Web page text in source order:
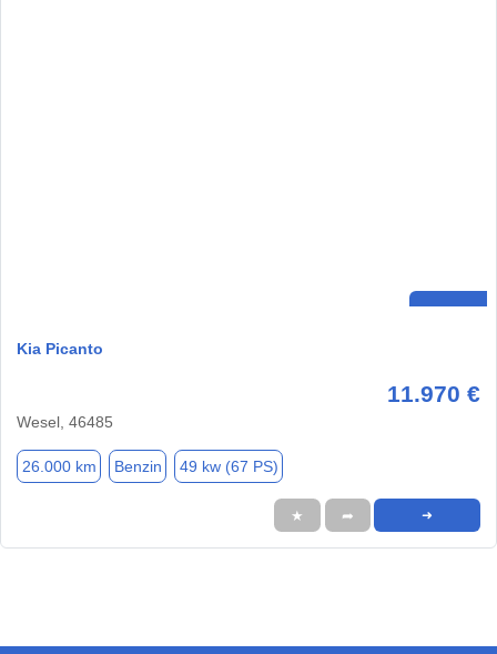
Kia Picanto
11.970 €
Wesel, 46485
26.000 km Benzin 49 kw (67 PS)
★ ➦ ➜